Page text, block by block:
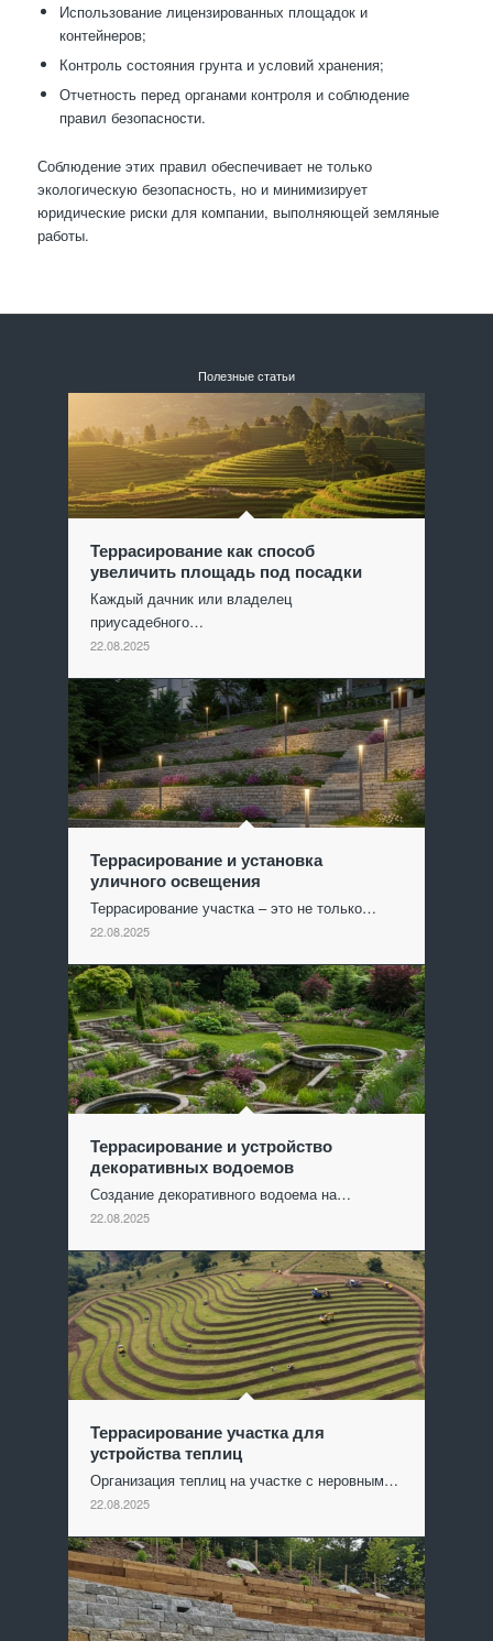
Использование лицензированных площадок и
контейнеров;
Контроль состояния грунта и условий хранения;
Отчетность перед органами контроля и соблюдение
правил безопасности.
Соблюдение этих правил обеспечивает не только
экологическую безопасность, но и минимизирует
юридические риски для компании, выполняющей земляные
работы.
Полезные статьи
Террасирование как способ
увеличить площадь под посадки
Каждый дачник или владелец
приусадебного…
22.08.2025
Террасирование и установка
уличного освещения
Террасирование участка – это не только…
22.08.2025
Террасирование и устройство
декоративных водоемов
Создание декоративного водоема на…
22.08.2025
Террасирование участка для
устройства теплиц
Организация теплиц на участке с неровным…
22.08.2025